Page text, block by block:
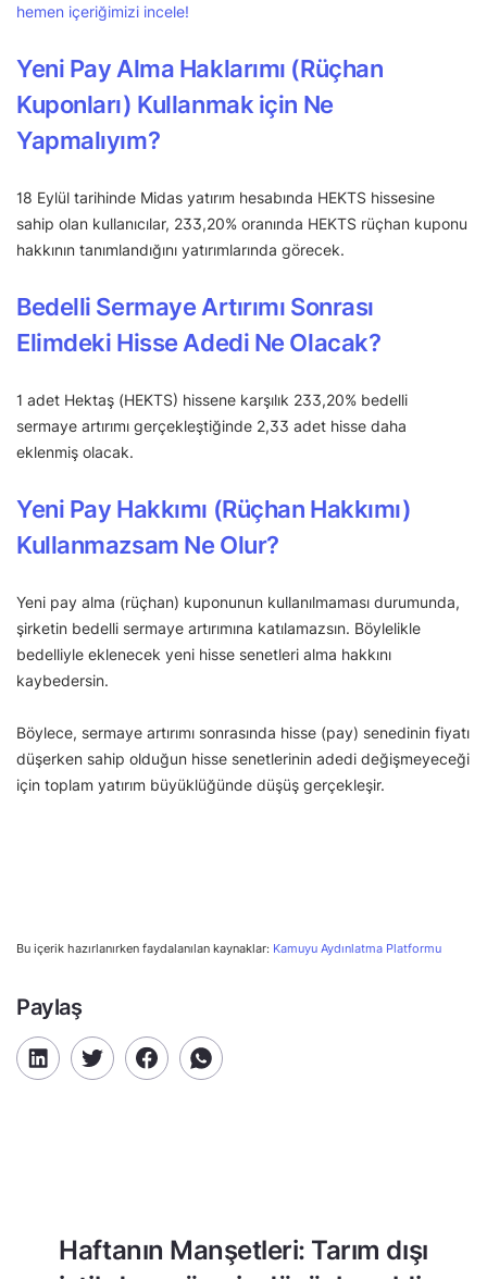
hemen içeriğimizi incele!
Yeni Pay Alma Haklarımı (Rüçhan
Kuponları) Kullanmak için Ne
Yapmalıyım?
18 Eylül tarihinde Midas yatırım hesabında HEKTS hissesine
sahip olan kullanıcılar, 233,20% oranında HEKTS rüçhan kuponu
hakkının tanımlandığını yatırımlarında görecek.
Bedelli Sermaye Artırımı Sonrası
Elimdeki Hisse Adedi Ne Olacak?
1 adet Hektaş (HEKTS) hissene karşılık 233,20% bedelli
sermaye artırımı gerçekleştiğinde 2,33 adet hisse daha
eklenmiş olacak.
Yeni Pay Hakkımı (Rüçhan Hakkımı)
Kullanmazsam Ne Olur?
Yeni pay alma (rüçhan) kuponunun kullanılmaması durumunda,
şirketin bedelli sermaye artırımına katılamazsın. Böylelikle
bedelliyle eklenecek yeni hisse senetleri alma hakkını
kaybedersin.
Böylece, sermaye artırımı sonrasında hisse (pay) senedinin fiyatı
düşerken sahip olduğun hisse senetlerinin adedi değişmeyeceği
için toplam yatırım büyüklüğünde düşüş gerçekleşir.
Bu içerik hazırlanırken faydalanılan kaynaklar: Kamuyu Aydınlatma Platformu
Paylaş
Haftanın Manşetleri: Tarım dışı